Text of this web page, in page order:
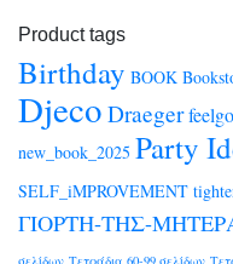
Product tags
Birthday BOOK
Djeco Draeger
new_book_2025 Party
SELF_iMPROVEMENT
ΓΙΟΡΤΗ-ΤΗΣ-